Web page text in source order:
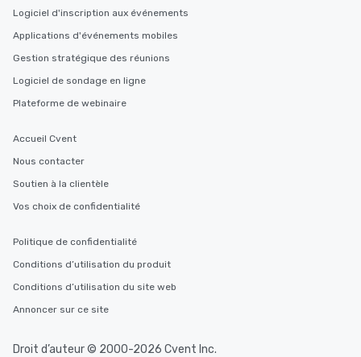
Logiciel d'inscription aux événements
Applications d'événements mobiles
Gestion stratégique des réunions
Logiciel de sondage en ligne
Plateforme de webinaire
Accueil Cvent
Nous contacter
Soutien à la clientèle
Vos choix de confidentialité
Politique de confidentialité
Conditions d’utilisation du produit
Conditions d’utilisation du site web
Annoncer sur ce site
Droit d’auteur © 2000-2026 Cvent Inc.